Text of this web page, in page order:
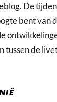
De
bent van
tussen de